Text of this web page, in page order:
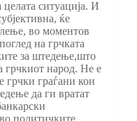
ситуација. И
ќе
во моментов
на грчката
за штедење,што
грчкиот народ. Не е
грчки граѓани кои
да ги вратат
политичките